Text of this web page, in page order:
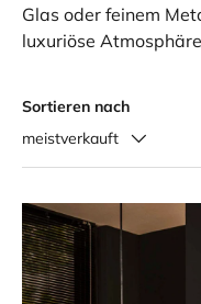
Glas oder feinem
luxuriöse
Sortieren nach
meistverkauft